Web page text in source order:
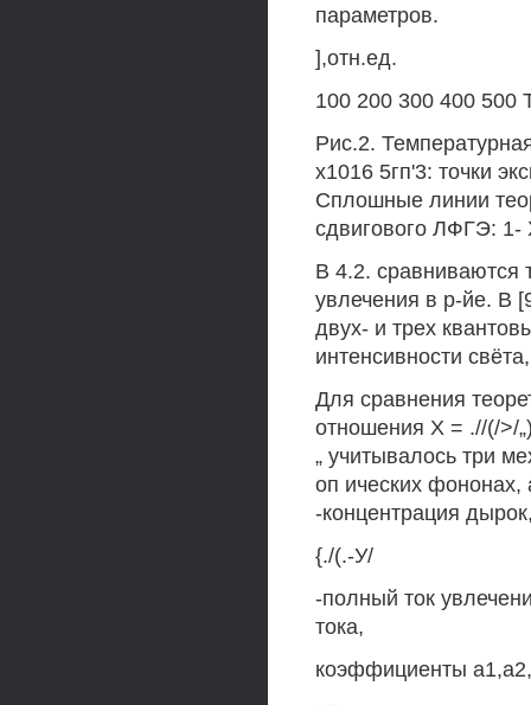
параметров.
],отн.ед.
100 200 300 400 500
Рис.2.
х1016 5гп'3: точки
Сплошные линии
сдвигового ЛФГЭ: 1-
В 4.2. сравниваются
увлечения в р-йе. В
двух- и трех
интенсивности
Для сравнения
отношения X = .//(/>/
„ учитывалось три
оп ических фононах,
-концентрация
{./(.-У/
-полный ток
тока,
коэффициенты